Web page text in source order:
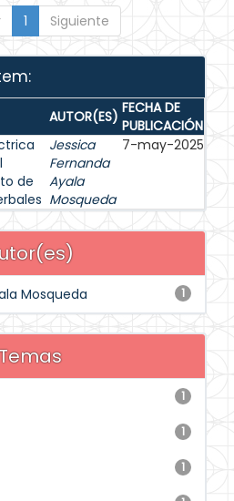
1 Siguiente
AUTOR(ES) FECHA DE
PUBLICACIÓN
de
Jessica
Fernanda
Ayala
Mosqueda
7-may-2025
1
Mosqueda
1
1
1